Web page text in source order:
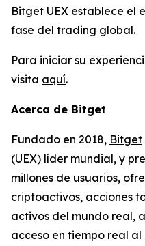
Bitget UEX establece el
fase del trading global.
Para iniciar su
visita aquí.
Acerca de Bitget
Fundado en 2018, Bitget
(UEX) líder mundial, y
millones de usuarios,
criptoactivos, acciones
activos del mundo real,
acceso en tiempo real al